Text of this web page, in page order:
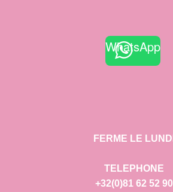
WhatsApp
FERME LE LUNDI
TELEPHONE
+32(0)81 62 52 90